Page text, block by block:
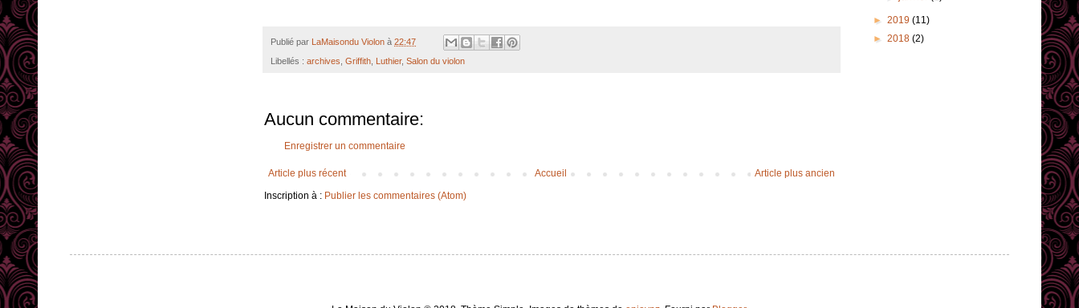
Publié par LaMaisondu Violon à 22:47
Libellés : archives Griffith Luthier, Salon du violon
Aucun commentaire:
Enregistrer un commentaire
Article plus récent Article plus ancien
Accueil
Inscription à : Publier les commentaires (Atom)
► 2019 (11)
► 2018 (2)